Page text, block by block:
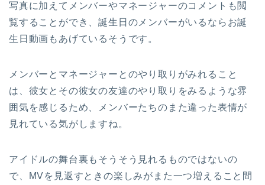
写真に加えてメンバーやマネージャーのコメントも閲
覧することができ、誕生日のメンバーがいるならお誕
生日動画もあげているそうです。
メンバーとマネージャーとのやり取りがみれること
は、彼女とその彼女の友達のやり取りをみるような雰
囲気を感じるため、メンバーたちのまた違った表情が
見れている気がしますね。
アイドルの舞台裏もそうそう見れるものではないの
で、MVを見返すときの楽しみがまた一つ増えること間